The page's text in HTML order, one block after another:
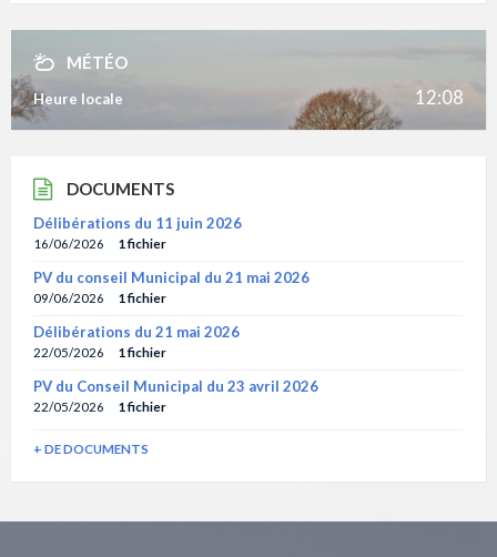
MÉTÉO
Heure locale 12:08
DOCUMENTS
Délibérations du 11 juin 2026
16/06/2026 1 fichier
PV du conseil Municipal du 21 mai 2026
09/06/2026 1 fichier
Délibérations du 21 mai 2026
22/05/2026 1 fichier
PV du Conseil Municipal du 23 avril 2026
22/05/2026 1 fichier
+ DE DOCUMENTS